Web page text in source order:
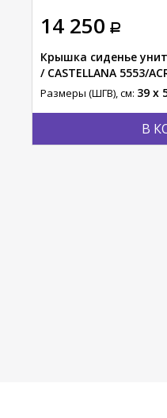
14 250
В
Крышка сиденье
/ CASTELLANA 5553/
Размеры (ШГВ), см: 39 x